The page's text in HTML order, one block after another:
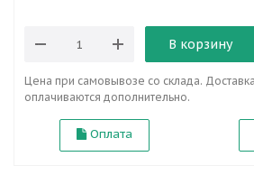
В корзину
Цена при самовывозе со склада.
оплачиваются дополнительно.
Оплата